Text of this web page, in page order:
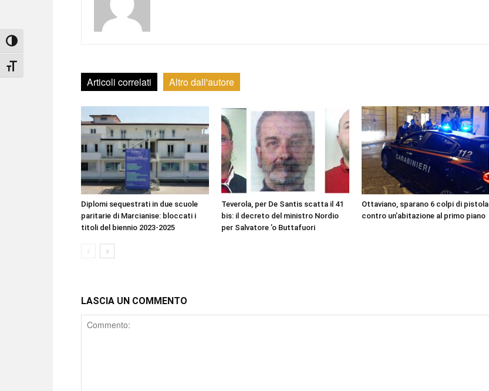
Attiva/disattiva alto contrasto
Attiva/disattiva dimensione testo
Articoli correlati Altro dall'autore
Diplomi sequestrati in due scuole
paritarie di Marcianise: bloccati i
titoli del biennio 2023-2025
Teverola, per De Santis scatta il 41
bis: il decreto del ministro Nordio
per Salvatore ’o Buttafuori
Ottaviano, sparano 6 colpi di pistola
contro un’abitazione al primo piano
LASCIA UN COMMENTO
Comment